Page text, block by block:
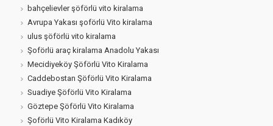
bahçelievler şöförlü vito kiralama
Avrupa Yakası şoförlü Vito kiralama
ulus şöförlü vito kiralama
Şoförlü araç kiralama Anadolu Yakası
Mecidiyeköy Şöförlü Vito Kiralama
Caddebostan Şöförlü Vito Kiralama
Suadiye Şöförlü Vito Kiralama
Göztepe Şöförlü Vito Kiralama
Şoförlü Vito Kiralama Kadıköy